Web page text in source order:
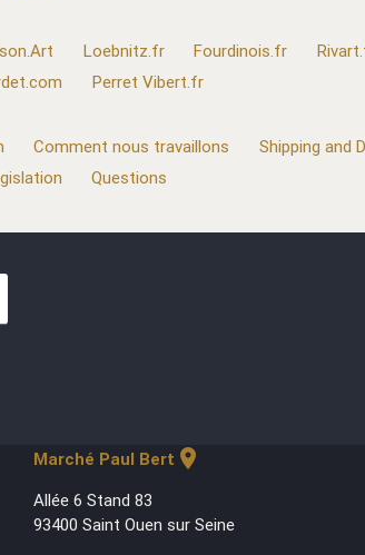
Loebnitz.fr Fourdinois.fr
Perret Vibert.fr
Comment nous travaillons
Shipping and
Questions
Marché Paul Bert location_on
Allée 6 Stand 83
93400 Saint Ouen sur Seine